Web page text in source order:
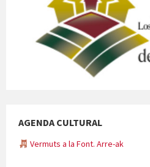
AGENDA CULTURAL
Vermuts a la Font. Arre-ak